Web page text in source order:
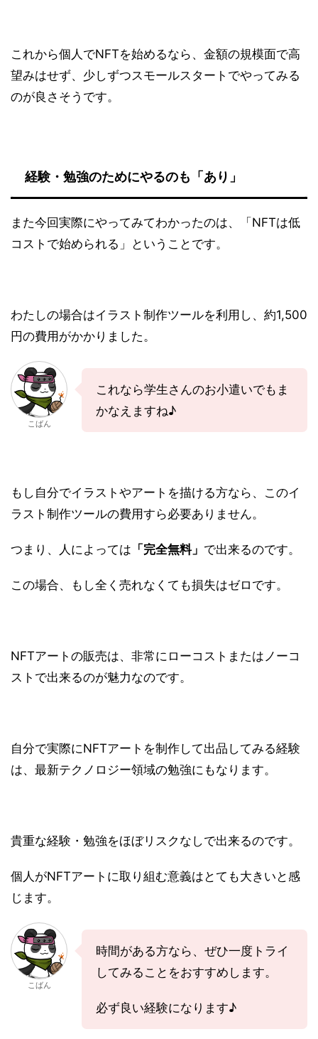
これから個人でNFTを始めるなら、金額の規模面で高
望みはせず、少しずつスモールスタートでやってみる
のが良さそうです。
経験・勉強のためにやるのも「あり」
また今回実際にやってみてわかったのは、「NFTは低
コストで始められる」ということです。
わたしの場合はイラスト制作ツールを利用し、約1,500
円の費用がかかりました。
こばん
これなら学生さんのお小遣いでもま
かなえますね♪
もし自分でイラストやアートを描ける方なら、このイ
ラスト制作ツールの費用すら必要ありません。
つまり、人によっては 「完全無料」 で出来るのです。
この場合、もし全く売れなくても損失はゼロです。
NFTアートの販売は、非常にローコストまたはノーコ
ストで出来るのが魅力なのです。
自分で実際にNFTアートを制作して出品してみる経験
は、最新テクノロジー領域の勉強にもなります。
貴重な経験・勉強をほぼリスクなしで出来るのです。
個人がNFTアートに取り組む意義はとても大きいと感
じます。
こばん
時間がある方なら、ぜひ一度トライ
してみることをおすすめします。
必ず良い経験になります♪